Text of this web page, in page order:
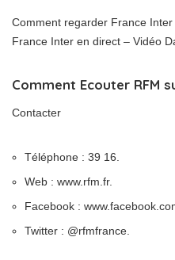
Comment regarder France
France Inter en direct – Vidéo
Comment Ecouter RFM
Contacter
Téléphone : 39 16.
Web : www.rfm.fr.
Facebook :
Twitter : @rfmfrance.